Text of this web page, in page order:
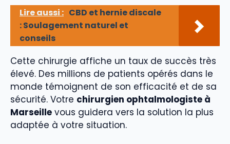
Lire aussi : CBD et hernie discale
: Soulagement naturel et
conseils
Cette chirurgie affiche un taux de succès très
élevé. Des millions de patients opérés dans le
monde témoignent de son efficacité et de sa
sécurité. Votre chirurgien ophtalmologiste à
Marseille vous guidera vers la solution la plus
adaptée à votre situation.